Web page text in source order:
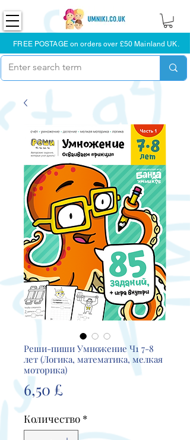
FREE POSTAGE on orders over £50 Mainland UK.
Реши-пиши Умножение Ч1 7-8
лет (Логика, математика, мелкая
моторика)
6,50 £
Количество *